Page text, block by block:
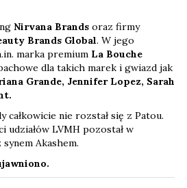
Nirvana Brands oraz firmy
Brands Global. W jego
marka premium La Bouche
dla takich marek i gwiazd jak
Grande, Jennifer Lopez, Sarah
całkowicie nie rozstał się z Patou.
udziałów LVMH pozostał w
Akashem.